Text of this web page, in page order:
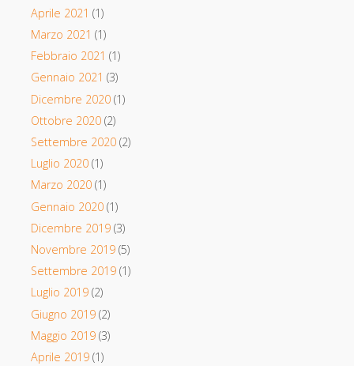
Aprile 2021 (1)
Marzo 2021 (1)
Febbraio 2021 (1)
Gennaio 2021 (3)
Dicembre 2020(1)
Ottobre 2020(2)
Settembre 2020(2)
Luglio 2020(1)
Marzo 2020(1)
Gennaio 2020(1)
Dicembre 2019(3)
Novembre 2019(5)
Settembre 2019(1)
Luglio 2019(2)
Giugno 2019(2)
Maggio 2019(3)
Aprile 2019(1)